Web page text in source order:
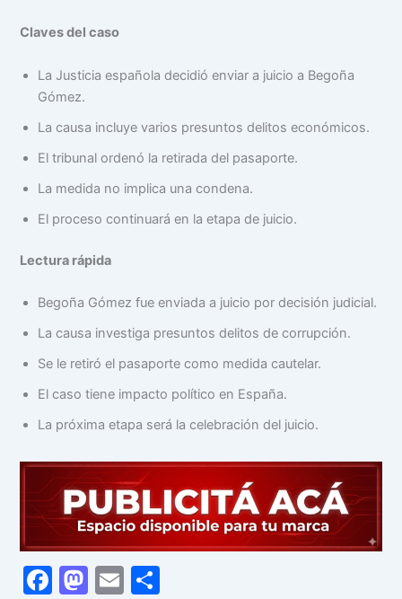
Claves del caso
La Justicia española decidió enviar a juicio a Begoña
Gómez.
La causa incluye varios presuntos delitos económicos.
El tribunal ordenó la retirada del pasaporte.
La medida no implica una condena.
El proceso continuará en la etapa de juicio.
Lectura rápida
Begoña Gómez fue enviada a juicio por decisión judicial.
La causa investiga presuntos delitos de corrupción.
Se le retiró el pasaporte como medida cautelar.
El caso tiene impacto político en España.
La próxima etapa será la celebración del juicio.
F
M E